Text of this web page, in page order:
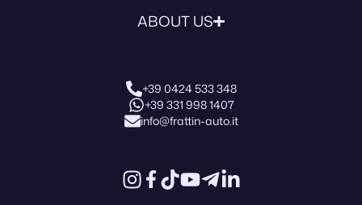
ABOUT US
+39 0424 533 348
+39 331 998 1407
info@frattin-auto.it